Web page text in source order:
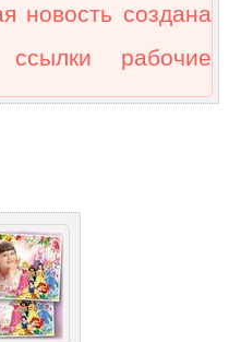
новость создана
рабочие